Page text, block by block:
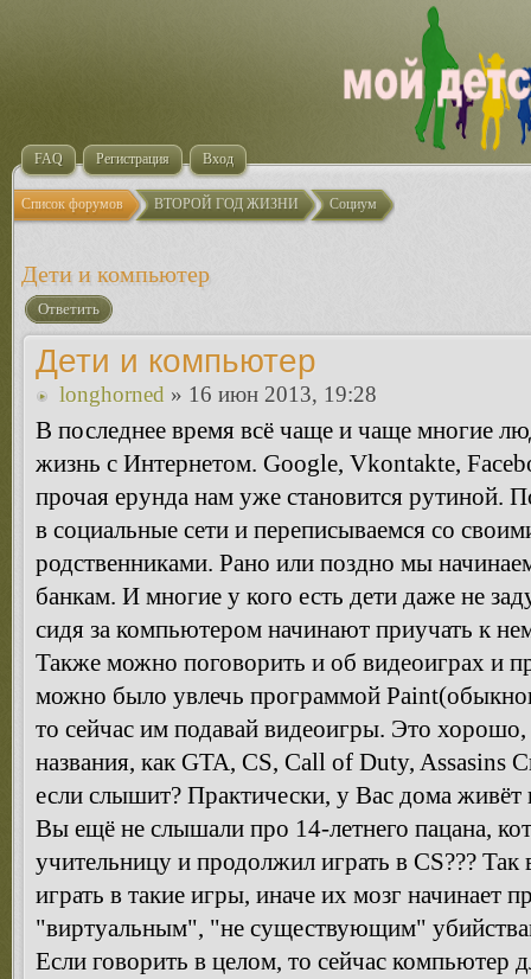
FAQ Регистрация Вход
Список форумов ВТОРОЙ ГОД ЖИЗНИ Социум
Дети и компьютер
Ответить
Дети и компьютер
longhorned » 16 июн 2013, 19:28
В последнее время всё чаще и чаще многие
жизнь с Интернетом. Google, Vkontakte,
прочая ерунда нам уже становится рутиной.
в социальные сети и переписываемся со
родственниками. Рано или поздно мы
банкам. И многие у кого есть дети даже не
сидя за компьютером начинают приучать к
Также можно поговорить и об видеоиграх и
можно было увлечь программой
то сейчас им подавай видеоигры. Это
названия, как GTA, CS, Call of Duty, Assasins
если слышит? Практически, у Вас дома
Вы ещё не слышали про 14-летнего пацана,
учительницу и продолжил играть в CS??? Так
играть в такие игры, иначе их мозг начинает
"виртуальным", "не существующим"
Если говорить в целом, то сейчас компьютер